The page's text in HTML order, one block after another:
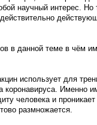
научный интерес. Но
в данной теме в чём
использует для
коронавируса. Именно
человека и проникает
размножается.